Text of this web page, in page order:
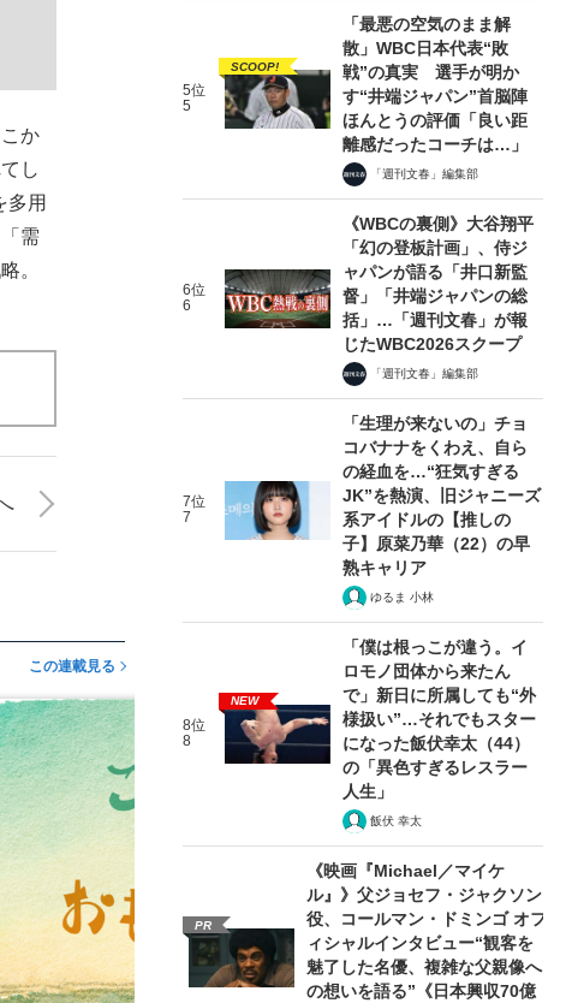
か
し
多用
需
。
この連載見る
5位
5
SCOOP!
「最悪の空気のまま解
散」WBC日本代表“敗
戦”の真実 選手が明か
す“井端ジャパン”首脳陣
ほんとうの評価「良い距
離感だったコーチは…」
「週刊文春」編集部
6位
6
《WBCの裏側》大谷翔平
「幻の登板計画」、侍ジ
ャパンが語る「井口新監
督」「井端ジャパンの総
括」…「週刊文春」が報
じたWBC2026スクープ
「週刊文春」編集部
7位
7
「生理が来ないの」チョ
コバナナをくわえ、自ら
の経血を…“狂気すぎる
JK”を熱演、旧ジャニーズ
系アイドルの【推しの
子】原菜乃華（22）の早
熟キャリア
ゆるま 小林
8位
8
NEW
「僕は根っこが違う。イ
ロモノ団体から来たん
で」新日に所属しても“外
様扱い”…それでもスター
になった飯伏幸太（44）
の「異色すぎるレスラー
人生」
飯伏 幸太
PR
《映画『Michael／マイケ
ル』》父ジョセフ・ジャクソン
役、コールマン・ドミンゴ オフ
ィシャルインタビュー“観客を
魅了した名優、複雑な父親像へ
の想いを語る”《日本興収70億